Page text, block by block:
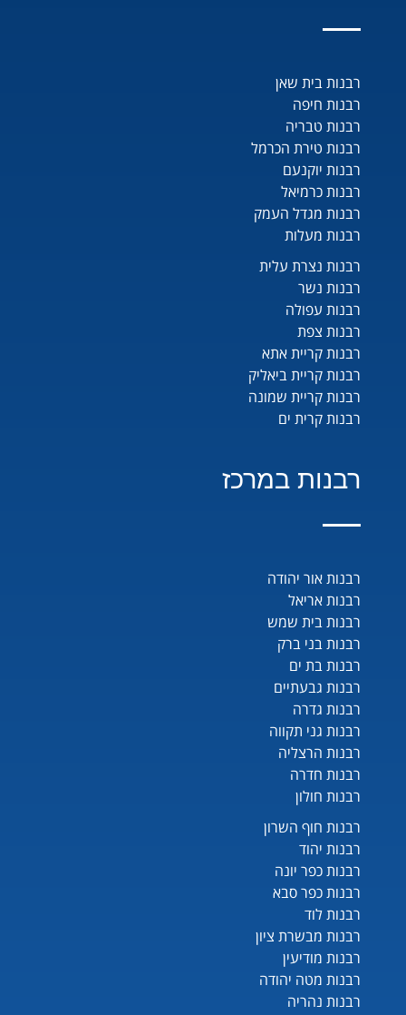
רבנות בית שאן
רבנות חיפה
רבנות טבריה
רבנות טירת הכרמל
רבנות יוקנעם
רבנות כרמיאל
רבנות מגדל העמק
רבנות מעלות
רבנות נצרת עלית
רבנות נשר
רבנות עפולה
רבנות צפת
רבנות קריית אתא
רבנות קריית ביאליק
רבנות קריית שמונה
רבנות קרית ים
רבנות במרכז
רבנות אור יהודה
רבנות אריאל
רבנות בית שמש
רבנות בני ברק
רבנות בת ים
רבנות גבעתיים
רבנות גדרה
רבנות גני תקווה
רבנות הרצליה
רבנות חדרה
רבנות חולון
רבנות חוף השרון
רבנות יהוד
רבנות כפר יונה
רבנות כפר סבא
רבנות לוד
רבנות מבשרת ציון
רבנות מודיעין
רבנות מטה יהודה
רבנות נהריה